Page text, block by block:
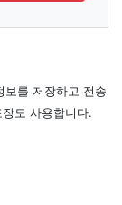
보를 저장하고 전송
도 사용합니다.